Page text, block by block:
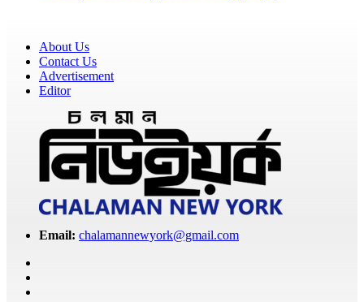
About Us
Contact Us
Advertisement
Editor
Email: chalamannewyork@gmail.com